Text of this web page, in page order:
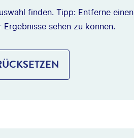
finden. Tipp: Entferne einen
sehen zu können.